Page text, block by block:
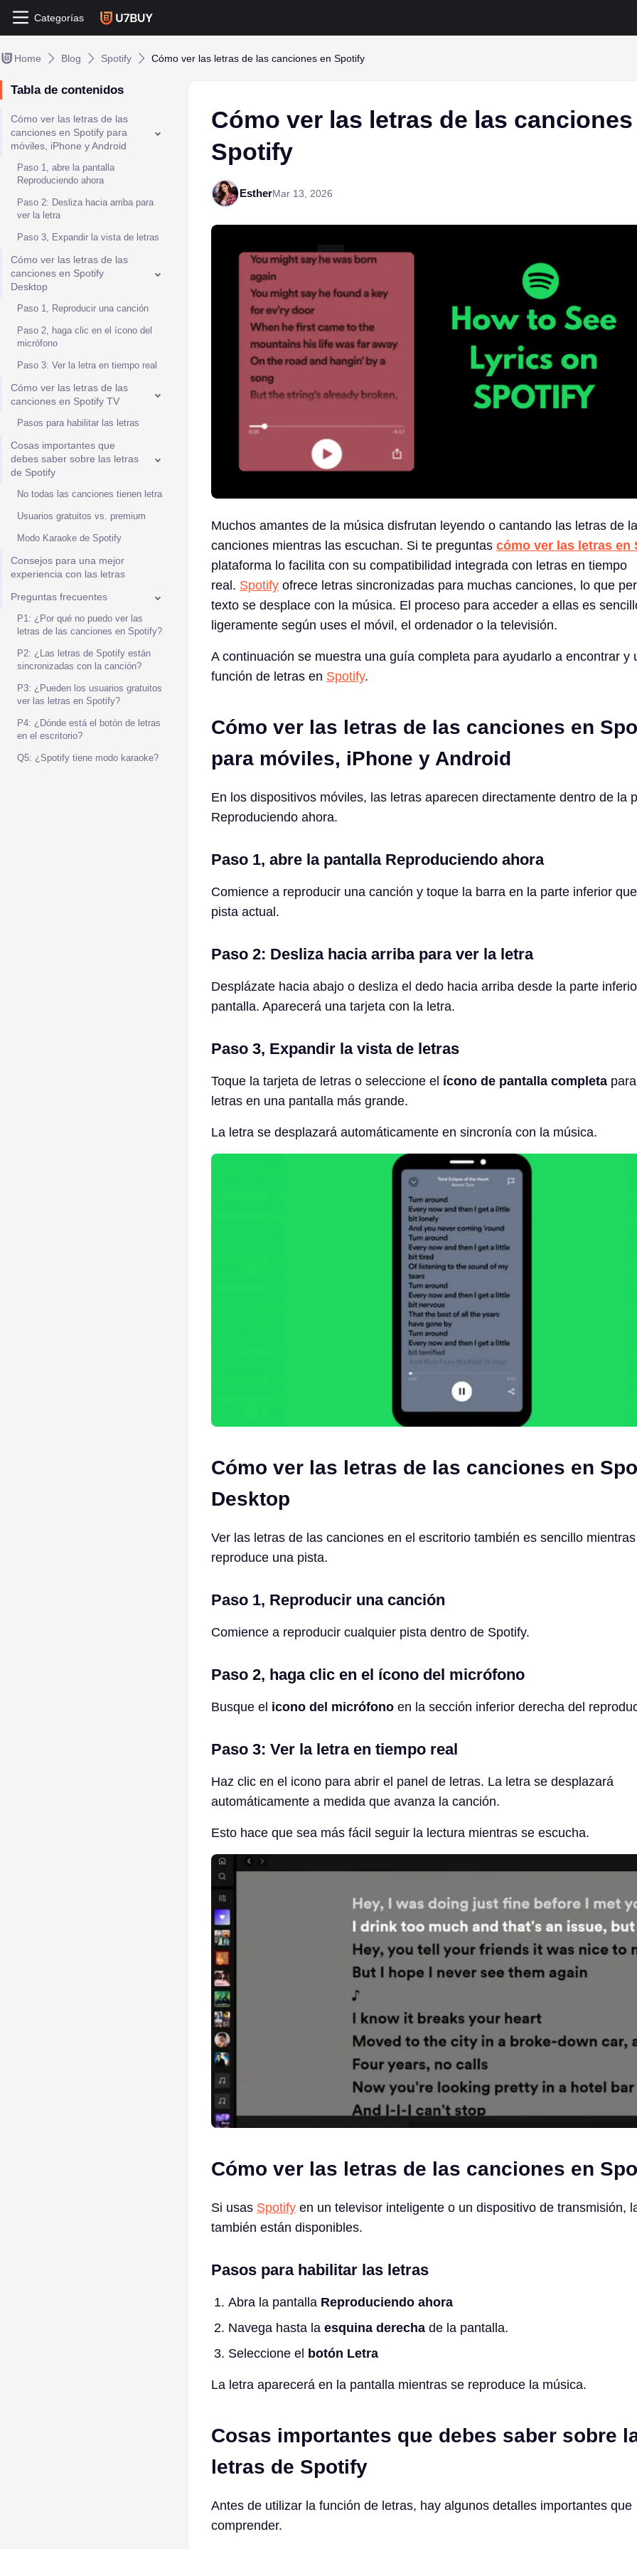
Categorías
Home Blog Spotify Cómo ver las letras de las canciones en Spotify
Tabla de contenidos
Cómo ver las letras de las
canciones en Spotify para
móviles, iPhone y Android
Paso 1, abre la pantalla
Reproduciendo ahora
Paso 2: Desliza hacia arriba para
ver la letra
Paso 3, Expandir la vista de letras
Cómo ver las letras de las
canciones en Spotify
Desktop
Paso 1, Reproducir una canción
Paso 2, haga clic en el ícono del
micrófono
Paso 3: Ver la letra en tiempo real
Cómo ver las letras de las
canciones en Spotify TV
Pasos para habilitar las letras
Cosas importantes que
debes saber sobre las letras
de Spotify
No todas las canciones tienen letra
Usuarios gratuitos vs. premium
Modo Karaoke de Spotify
Consejos para una mejor
experiencia con las letras
Preguntas frecuentes
P1: ¿Por qué no puedo ver las
letras de las canciones en Spotify?
P2: ¿Las letras de Spotify están
sincronizadas con la canción?
P3: ¿Pueden los usuarios gratuitos
ver las letras en Spotify?
P4: ¿Dónde está el botón de letras
en el escritorio?
Q5: ¿Spotify tiene modo karaoke?
Cómo ver las letras de las
Spotify
EstherMar 13, 2026
Muchos amantes de la música disfrutan leyendo o cantando las letras de
canciones mientras las escuchan. Si te preguntas cómo ver las letras en
plataforma lo facilita con su compatibilidad integrada con letras en tiempo
real. Spotify ofrece letras sincronizadas para muchas canciones, lo que
texto se desplace con la música. El proceso para acceder a ellas es
ligeramente según uses el móvil, el ordenador o la televisión.
A continuación se muestra una guía completa para ayudarlo a encontrar y
función de letras en Spotify.
Cómo ver las letras de las canciones en
para móviles, iPhone y Android
En los dispositivos móviles, las letras aparecen directamente dentro de la
Reproduciendo ahora.
Paso 1, abre la pantalla Reproduciendo ahora
Comience a reproducir una canción y toque la barra en la parte inferior
pista actual.
Paso 2: Desliza hacia arriba para ver la letra
Desplázate hacia abajo o desliza el dedo hacia arriba desde la parte
pantalla. Aparecerá una tarjeta con la letra.
Paso 3, Expandir la vista de letras
Toque la tarjeta de letras o seleccione el ícono de pantalla completa
letras en una pantalla más grande.
La letra se desplazará automáticamente en sincronía con la música.
Cómo ver las letras de las canciones en
Desktop
Ver las letras de las canciones en el escritorio también es sencillo
reproduce una pista.
Paso 1, Reproducir una canción
Comience a reproducir cualquier pista dentro de Spotify.
Paso 2, haga clic en el ícono del micrófono
Busque el icono del micrófono en la sección inferior derecha del
Paso 3: Ver la letra en tiempo real
Haz clic en el icono para abrir el panel de letras. La letra se desplazará
automáticamente a medida que avanza la canción.
Esto hace que sea más fácil seguir la lectura mientras se escucha.
Cómo ver las letras de las canciones en
Si usas Spotify en un televisor inteligente o un dispositivo de transmisión,
también están disponibles.
Pasos para habilitar las letras
Abra la pantalla Reproduciendo ahora
Navega hasta la esquina derecha de la pantalla.
Seleccione el botón Letra
La letra aparecerá en la pantalla mientras se reproduce la música.
Cosas importantes que debes saber sobre
letras de Spotify
Antes de utilizar la función de letras, hay algunos detalles importantes que
comprender.